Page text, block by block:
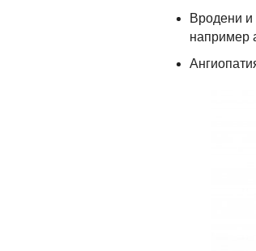
Вродени и
например